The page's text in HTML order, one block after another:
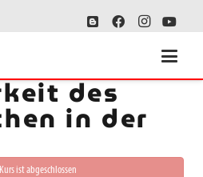
– Die
des
in der
ist abgeschlossen